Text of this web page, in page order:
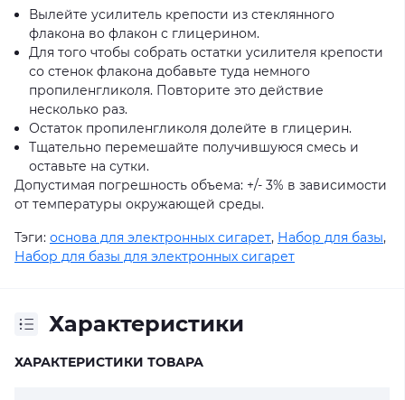
Вылейте усилитель крепости из стеклянного
флакона во флакон с глицерином.
Для того чтобы собрать остатки усилителя крепости
со стенок флакона добавьте туда немного
пропиленгликоля. Повторите это действие
несколько раз.
Остаток пропиленгликоля долейте в глицерин.
Тщательно перемешайте получившуюся смесь и
оставьте на сутки.
Допустимая погрешность объема: +/- 3% в зависимости
от температуры окружающей среды.
Тэги: основа для электронных сигарет, Набор для базы,
Набор для базы для электронных сигарет
Характеристики
ХАРАКТЕРИСТИКИ ТОВАРА